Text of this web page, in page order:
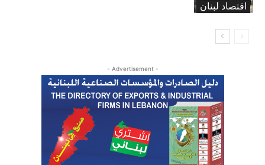
اقتصاد لبنان
- Advertisement -